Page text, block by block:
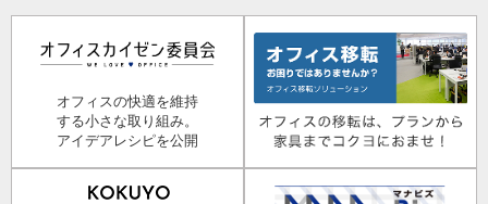
オフィスの快適を維持
する小さな取り組み。
アイデアレシピを公開